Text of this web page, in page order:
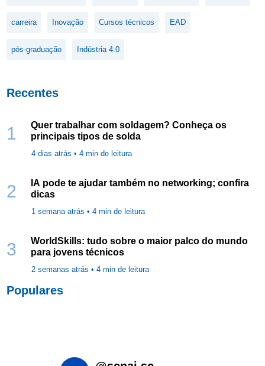
carreira Inovação Cursos técnicos EAD
pós-graduação Indústria 4.0
Recentes
1
Quer trabalhar com soldagem? Conheça os
principais tipos de solda
4 dias atrás •4 min de leitura
2
IA pode te ajudar também no networking; confira
dicas
1 semana atrás •4 min de leitura
3
WorldSkills: tudo sobre o maior palco do mundo
para jovens técnicos
2 semanas atrás •4 min de leitura
Populares